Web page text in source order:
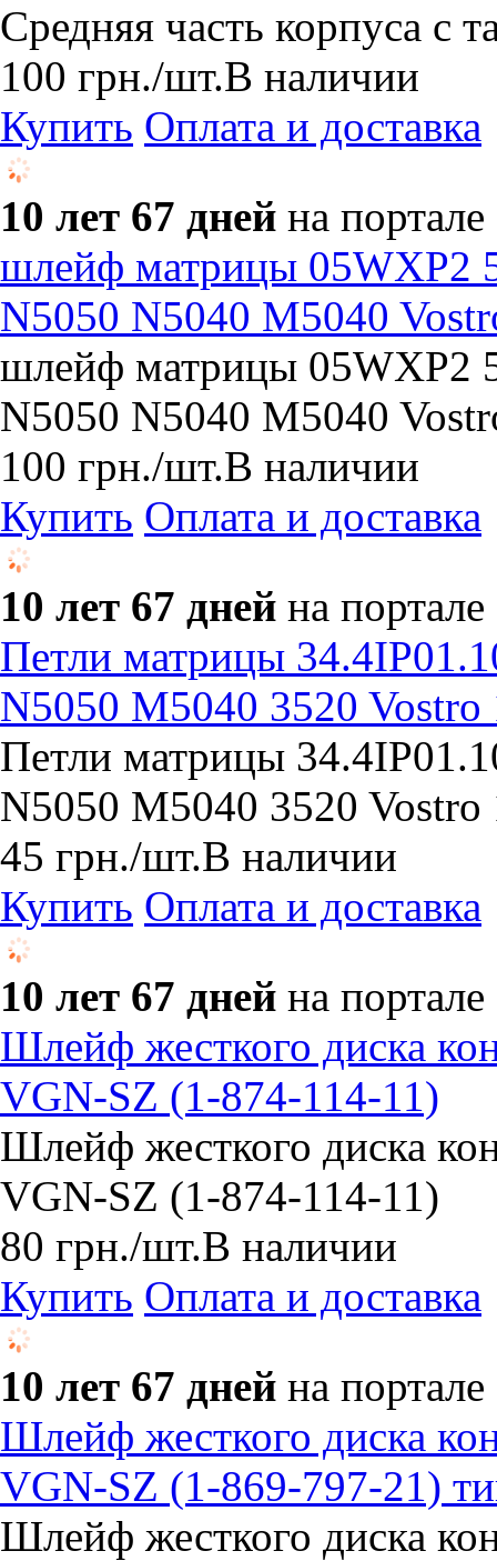
Средняя часть корпуса с
100 грн./шт.В наличии
Купить Оплата и доставка
10 лет 67 дней на портале
шлейф матрицы 05WXP2
N5050 N5040 M5040
шлейф матрицы 05WXP2
N5050 N5040 M5040
100 грн./шт.В наличии
Купить Оплата и доставка
10 лет 67 дней на портале
Петли матрицы
N5050 M5040 3520 Vostro
Петли матрицы
N5050 M5040 3520 Vostro
45 грн./шт.В наличии
Купить Оплата и доставка
10 лет 67 дней на портале
Шлейф жесткого диска
VGN-SZ (1-874-114-11)
Шлейф жесткого диска
VGN-SZ (1-874-114-11)
80 грн./шт.В наличии
Купить Оплата и доставка
10 лет 67 дней на портале
Шлейф жесткого диска
VGN-SZ (1-869-797-21)
Шлейф жесткого диска